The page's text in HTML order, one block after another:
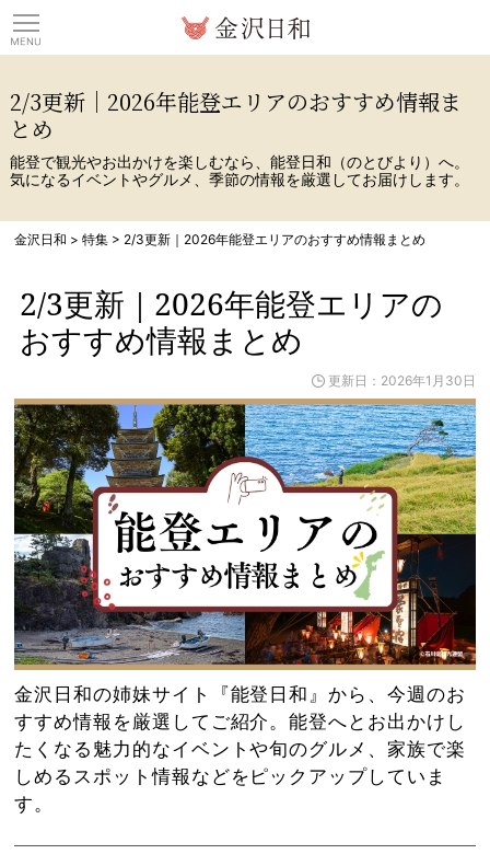
2/3更新｜2026年能登エリアのおすすめ情報ま
とめ
能登で観光やお出かけを楽しむなら、能登日和（のとびより）へ。
気になるイベントやグルメ、季節の情報を厳選してお届けします。
金沢日和 >特集 > 2/3更新｜2026年能登エリアのおすすめ情報まとめ
2/3更新｜2026年能登エリアの
おすすめ情報まとめ
更新日：2026年1月30日
金沢日和の姉妹サイト『能登日和』から、今週のお
すすめ情報を厳選してご紹介。能登へとお出かけし
たくなる魅力的なイベントや旬のグルメ、家族で楽
しめるスポット情報などをピックアップしていま
す。